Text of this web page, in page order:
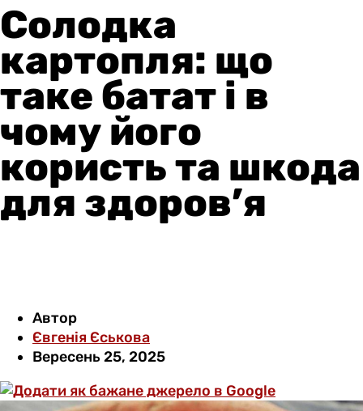
Солодка
картопля: що
таке батат і в
чому його
користь та шкода
для здоров’я
Автор
Євгенія Єськова
Вересень 25, 2025